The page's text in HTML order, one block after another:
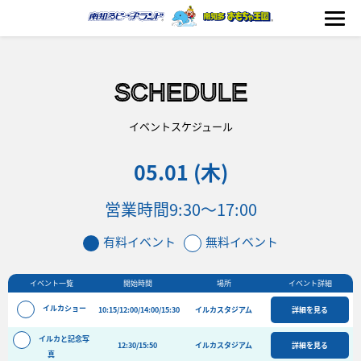
イベント
フード&ショップ
海の生きもの
おもちゃ王国
SCHEDULE
イベントスケジュール
05.01 (木)
営業時間9:30～17:00
有料イベント 無料イベント
イベント一覧 開始時間 場所 イベント詳細
イルカショー 10:15/12:00/14:00/15:30 イルカスタジアム 詳細を見る
イルカと記念写
真
12:30/15:50 イルカスタジアム 詳細を見る